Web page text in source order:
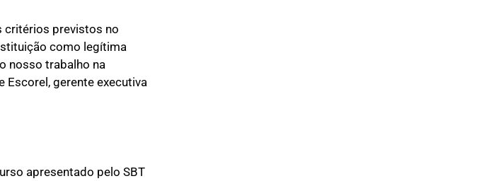
critérios previstos no
como legítima
nosso trabalho na
Escorel, gerente executiva
apresentado pelo SBT